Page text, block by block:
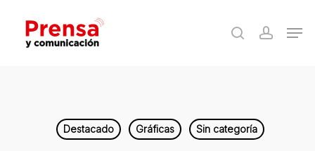
main
search
Destacado Gráficas Sin categoría